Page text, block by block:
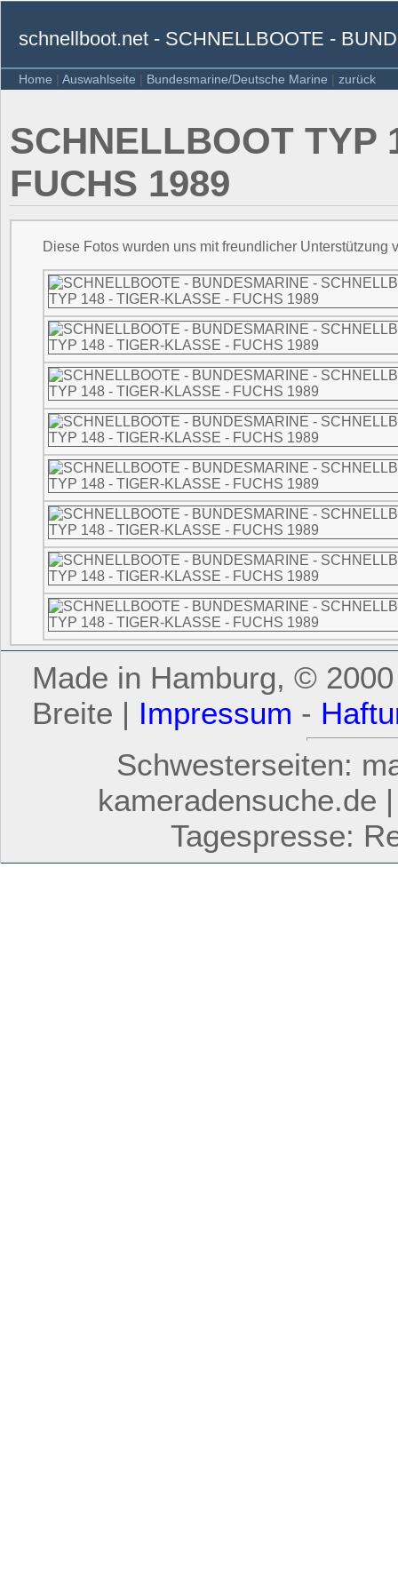
schnellboot.net - SCHNELLBOOTE -
Home | Auswahlseite | Bundesmarine/Deutsche Marine | zurück
SCHNELLBOOT TYP
FUCHS 1989
Diese Fotos wurden uns mit freundlicher
Made in Hamburg, ©
Breite | Impressum -
Schwesterseiten:
kameradensuche.de
Tagespresse: